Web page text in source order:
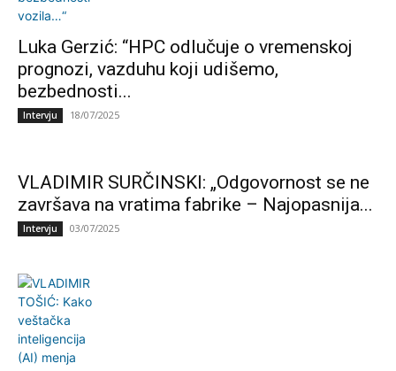
Luka Gerzić: “HPC odlučuje o vremenskoj
prognozi, vazduhu koji udišemo,
bezbednosti...
Intervju 18/07/2025
VLADIMIR SURČINSKI: „Odgovornost se ne
završava na vratima fabrike – Najopasnija...
Intervju 03/07/2025